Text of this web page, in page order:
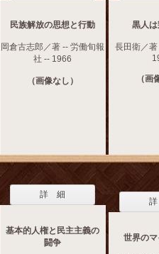
民族解放の思想と行動
岡倉古志郎／著 -- 労働旬報
社 -- 1966
（画像なし）
黒人
長田衛／
（画
詳 細
基本的人権と民主主義の
闘争
世界の